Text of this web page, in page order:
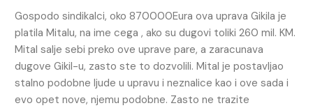
Gospodo sindikalci, oko 870000Eura ova uprava Gikila je
platila Mitalu, na ime cega , ako su dugovi toliki 260 mil. KM.
Mital salje sebi preko ove uprave pare, a zaracunava
dugove Gikil-u, zasto ste to dozvolili. Mital je postavljao
stalno podobne ljude u upravu i neznalice kao i ove sada i
evo opet nove, njemu podobne. Zasto ne trazite